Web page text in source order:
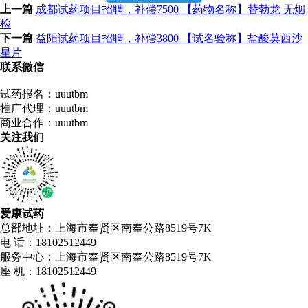
上一篇 成都试药项目招聘，补偿7500 【药物名称】替勃龙 无烟
检
下一篇 益阳试药项目招聘，补偿3800 【试名验‬称】盐酸莫西沙
星片
联系微信
试药报名：uuutbm
推广代理：uuutbm
商业合作：uuutbm
关注我们
爱康试药
总部地址：上海市奉贤区南奉公路8519号7K
电 话：18102512449
服务中心：上海市奉贤区南奉公路8519号7K
座 机：18102512449